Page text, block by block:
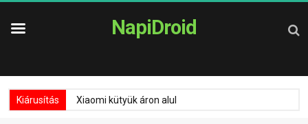
NapiDroid
Kiárusítás Xiaomi kütyük áron alul